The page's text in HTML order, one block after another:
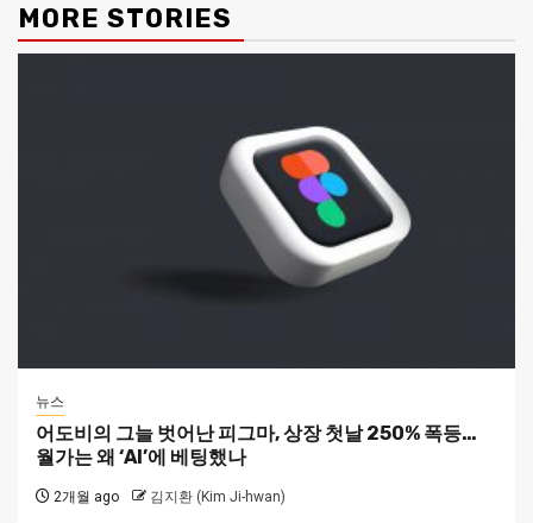
MORE STORIES
뉴스
어도비의 그늘 벗어난 피그마, 상장 첫날 250% 폭등…
월가는 왜 ‘AI’에 베팅했나
2개월 ago 김지환 (Kim Ji-hwan)